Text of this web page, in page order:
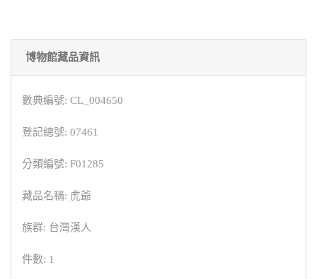
博物館藏品資訊
數典編號: CL_004650
登記總號: 07461
分類編號: F01285
藏品名稱: 虎爺
族群: 台灣漢人
件數: 1